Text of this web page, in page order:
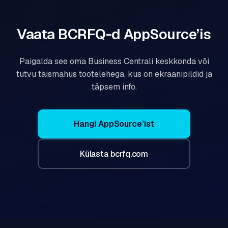
Vaata BCRFQ-d AppSource’is
Paigalda see oma Business Centrali keskkonda või
tutvu täismahus tootelehega, kus on ekraanipildid ja
täpsem info.
Hangi AppSource’ist
Külasta bcrfq.com